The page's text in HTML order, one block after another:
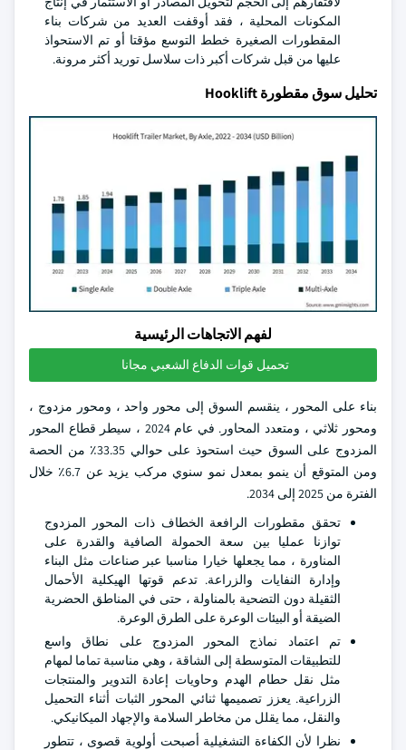
المكونات المحلية ، فقد أوقفت العديد من شركات بناء
المقطورات الصغيرة خطط التوسع مؤقتا أو تم الاستحواذ
عليها من قبل شركات أكبر ذات سلاسل توريد أكثر مرونة.
تحليل سوق مقطورة Hooklift
لفهم الاتجاهات الرئيسية
تحميل قوات الدفاع الشعبي مجانا
بناء على المحور ، ينقسم السوق إلى محور واحد ، ومحور مزدوج ،
ومحور ثلاثي ، ومتعدد المحاور. في عام 2024 ، سيطر قطاع المحور
المزدوج على السوق حيث استحوذ على حوالي 33.35٪ من الحصة
ومن المتوقع أن ينمو بمعدل نمو سنوي مركب يزيد عن 6.7٪ خلال
الفترة من 2025 إلى 2034.
تحقق مقطورات الرافعة الخطاف ذات المحور المزدوج
توازنا عمليا بين سعة الحمولة الصافية والقدرة على
المناورة ، مما يجعلها خيارا مناسبا عبر صناعات مثل البناء
وإدارة النفايات والزراعة. تدعم قوتها الهيكلية الأحمال
الثقيلة دون التضحية بالمناولة ، حتى في المناطق الحضرية
الضيقة أو البيئات الوعرة على الطرق الوعرة.
تم اعتماد نماذج المحور المزدوج على نطاق واسع
للتطبيقات المتوسطة إلى الشاقة ، وهي مناسبة تماما لمهام
مثل نقل حطام الهدم وحاويات إعادة التدوير والمنتجات
الزراعية. يعزز تصميمها ثنائي المحور الثبات أثناء التحميل
والنقل، مما يقلل من مخاطر السلامة والإجهاد الميكانيكي.
نظرا لأن الكفاءة التشغيلية أصبحت أولوية قصوى ، تتطور